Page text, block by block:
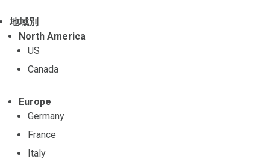
地域別
North America
US
Canada
Europe
Germany
France
Italy